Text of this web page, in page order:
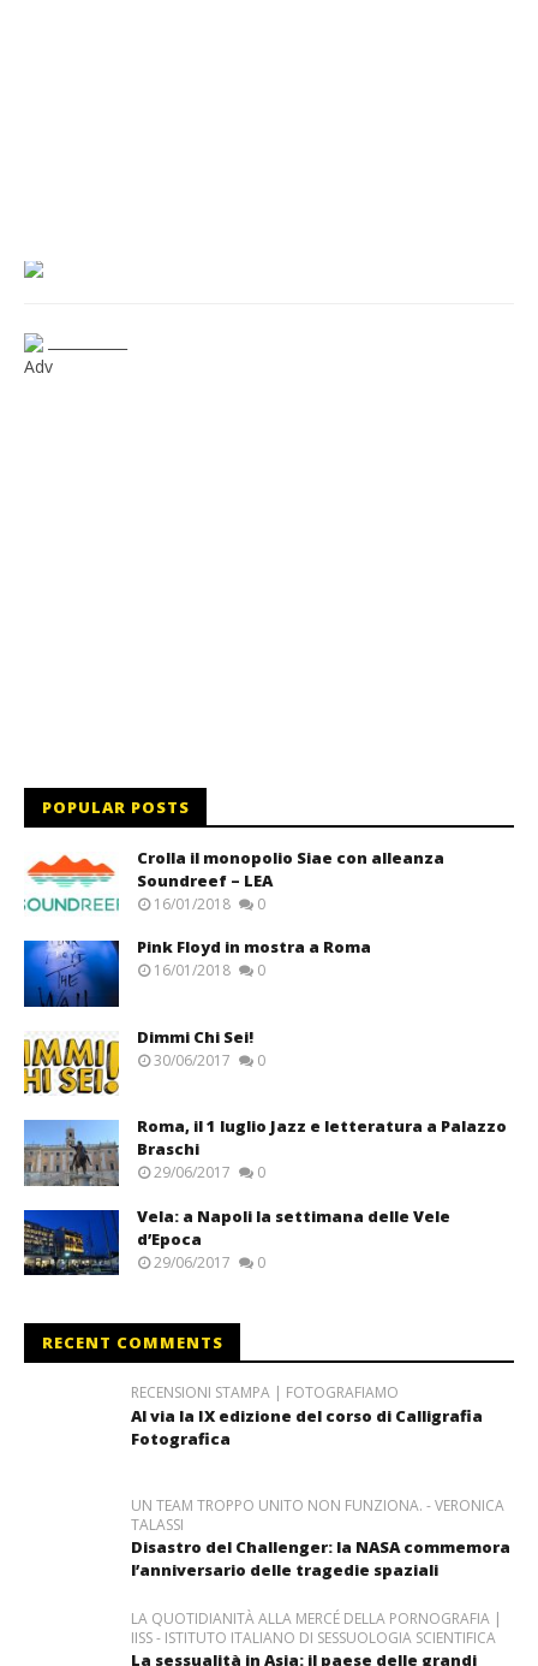
Adv
POPULAR POSTS
Crolla il monopolio Siae con alleanza
Soundreef – LEA
16/01/2018 0
Pink Floyd in mostra a Roma
16/01/2018 0
Dimmi Chi Sei!
30/06/2017 0
Roma, il 1 luglio Jazz e letteratura a Palazzo
Braschi
29/06/2017 0
Vela: a Napoli la settimana delle Vele
d’Epoca
29/06/2017 0
RECENT COMMENTS
RECENSIONI STAMPA | FOTOGRAFIAMO
Al via la IX edizione del corso di Calligrafia
Fotografica
UN TEAM TROPPO UNITO NON FUNZIONA. - VERONICA
TALASSI
Disastro del Challenger: la NASA commemora
l’anniversario delle tragedie spaziali
LA QUOTIDIANITÀ ALLA MERCÉ DELLA PORNOGRAFIA |
IISS - ISTITUTO ITALIANO DI SESSUOLOGIA SCIENTIFICA
La sessualità in Asia: il paese delle grandi